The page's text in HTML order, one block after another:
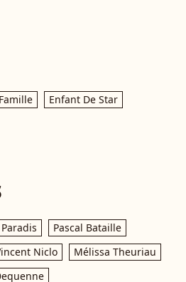
Famille
Enfant De Star
Pascal Bataille
Niclo
Mélissa Theuriau